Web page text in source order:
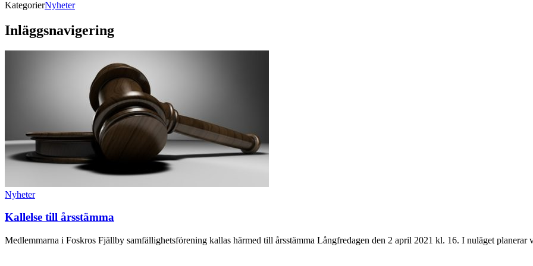
KategorierNyheter
Inläggsnavigering
Nyheter
Kallelse till årsstämma
Medlemmarna i Foskros Fjällby samfällighetsförening kallas härmed till årsstämma Långfredagen den 2 april 2021 kl. 16. I nuläget